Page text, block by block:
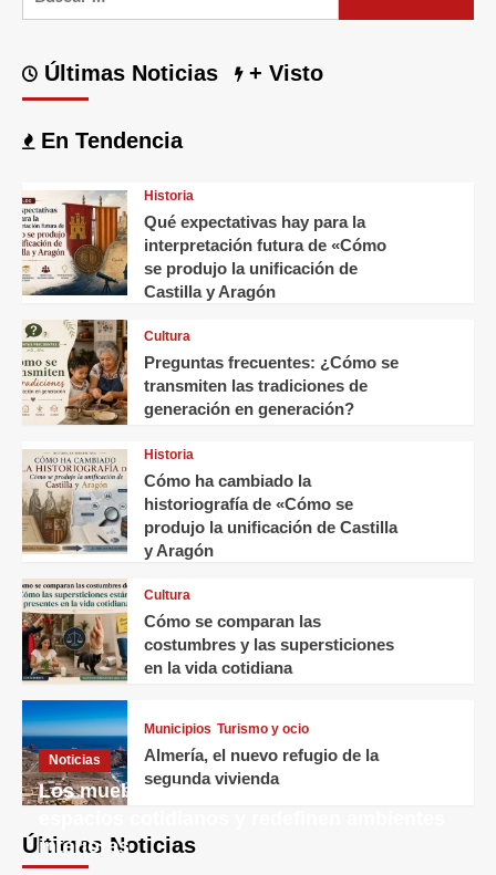
Últimas Noticias + Visto
En Tendencia
Historia
Qué expectativas hay para la
interpretación futura de «Cómo
se produjo la unificación de
Castilla y Aragón
Cultura
Preguntas frecuentes: ¿Cómo se
transmiten las tradiciones de
generación en generación?
Historia
Cómo ha cambiado la
historiografía de «Cómo se
produjo la unificación de Castilla
y Aragón
Cultura
Cómo se comparan las
costumbres y las supersticiones
en la vida cotidiana
Municipios Turismo y ocio
Almería, el nuevo refugio de la
segunda vivienda
Últimas Noticias
Noticias
Los muebles decorativos transforman
interiores